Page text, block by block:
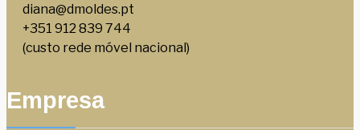
diana@dmoldes.pt
+351 912 839 744
(custo rede móvel nacional)
Empresa